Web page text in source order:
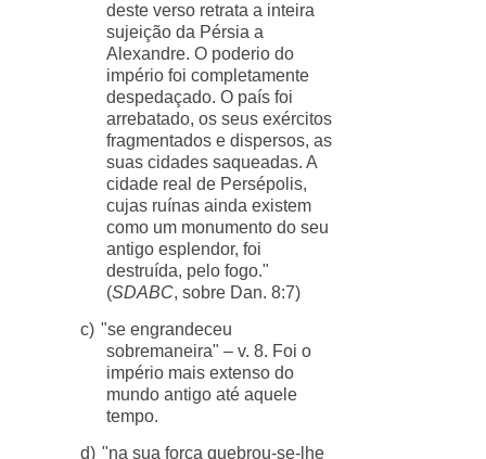
deste verso retrata a inteira
sujeição da Pérsia a
Alexandre. O poderio do
império foi completamente
despedaçado. O país foi
arrebatado, os seus exércitos
fragmentados e dispersos, as
suas cidades saqueadas. A
cidade real de Persépolis,
cujas ruínas ainda existem
como um monumento do seu
antigo esplendor, foi
destruída, pelo fogo."
(SDABC, sobre Dan. 8:7)
c) "se engrandeceu
sobremaneira" – v. 8. Foi o
império mais extenso do
mundo antigo até aquele
tempo.
d) "na sua força quebrou-se-lhe